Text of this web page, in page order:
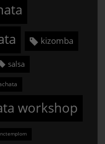
kizomba
salsa
workshop